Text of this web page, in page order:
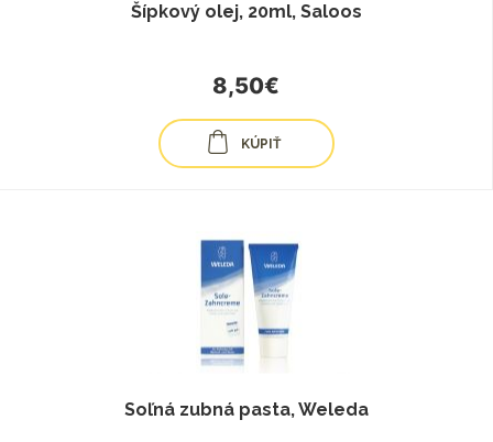
Šípkový olej, 20ml, Saloos
8,50€
KÚPIŤ
Soľná zubná pasta, Weleda